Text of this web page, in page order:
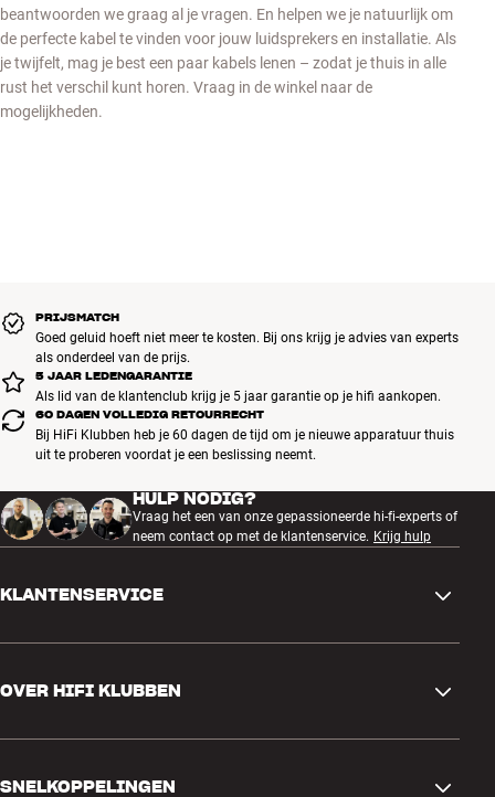
beantwoorden we graag al je vragen. En helpen we je natuurlijk om
de perfecte kabel te vinden voor jouw luidsprekers en installatie. Als
je twijfelt, mag je best een paar kabels lenen – zodat je thuis in alle
rust het verschil kunt horen. Vraag in de winkel naar de
mogelijkheden.
PRIJSMATCH
Goed geluid hoeft niet meer te kosten. Bij ons krijg je advies van experts
als onderdeel van de prijs.
5 JAAR LEDENGARANTIE
Als lid van de klantenclub krijg je 5 jaar garantie op je hifi aankopen.
60 DAGEN VOLLEDIG RETOURRECHT
Bij HiFi Klubben heb je 60 dagen de tijd om je nieuwe apparatuur thuis
uit te proberen voordat je een beslissing neemt.
HULP NODIG?
Vraag het een van onze gepassioneerde hi-fi-experts of
neem contact op met de klantenservice. Krijg hulp
KLANTENSERVICE
Ruilen en retourneren
Bestelling herroepen
OVER HIFI KLUBBEN
SNELKOPPELINGEN